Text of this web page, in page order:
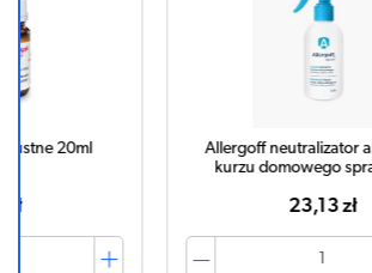
Allergoff neutralizator alergenów
kurzu domowego spray 100ml
23,13 zł